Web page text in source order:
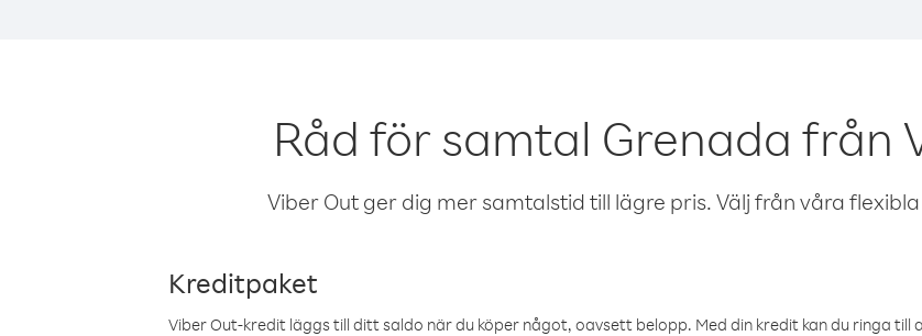
Råd för samtal Grenada från
Viber Out ger dig mer samtalstid till lägre pris. Välj från våra
Kreditpaket
Viber Out-kredit läggs till ditt saldo när du köper något, oavsett belopp. Med din kredit kan du ringa till